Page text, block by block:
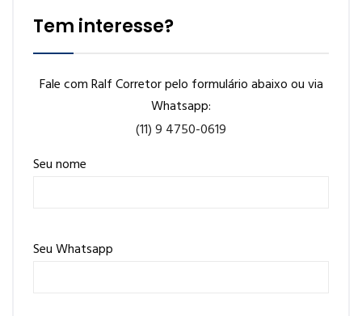
Tem interesse?
Fale com Ralf Corretor pelo formulário abaixo ou via
Whatsapp:
(11) 9 4750-0619
Seu nome
Seu Whatsapp